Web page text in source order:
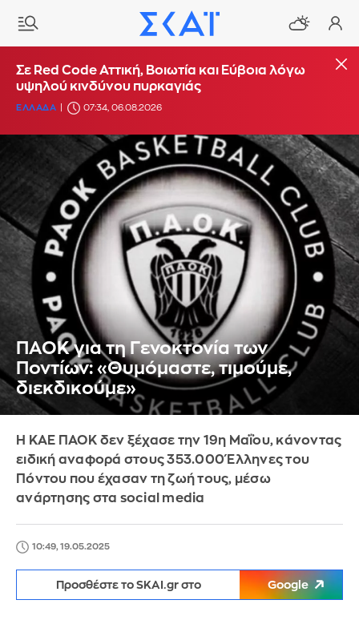
Σε Red Code Αττική, Βοιωτία και Εύβοια λόγω
υψηλού κινδύνου πυρκαγιάς
ΕΛΛΑΔΑ 07:34, 06.08.2026
ΠΑΟΚ για τη Γενοκτονία των
Ποντίων: «Θυμόμαστε, τιμούμε,
διεκδικούμε»
Η ΚΑΕ ΠΑΟΚ δεν ξέχασε την 19η Μαΐου, κάνοντας
ειδική αναφορά στους 353.000 Έλληνες του
Πόντου που έχασαν τη ζωή τους, μέσω
ανάρτησης στα social media
10:49, 19.05.2025
Προσθέστε το SKAI.gr στο Google